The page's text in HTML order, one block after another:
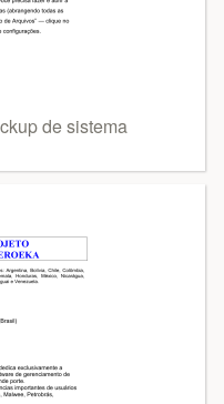
de sistema